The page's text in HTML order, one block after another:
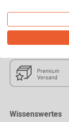
Zum
Wissenswertes